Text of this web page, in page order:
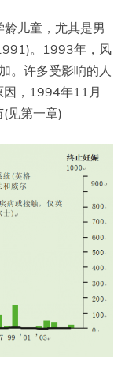
儿童，尤其是男
。1993年，风
。许多受影响的人
因，1994年11月
见第一章)